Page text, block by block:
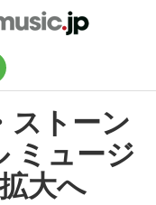
ストーン
ミュージ
大へ
終了